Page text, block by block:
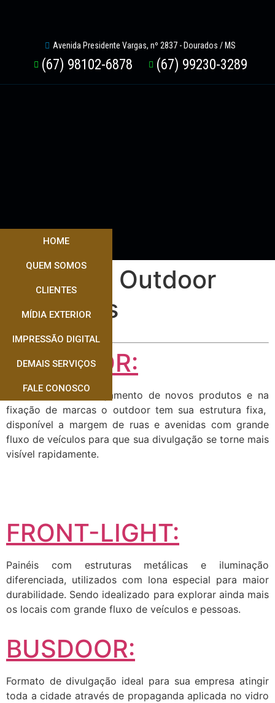
Avenida Presidente Vargas, nº 2837 - Dourados / MS
(67) 98102-6878 (67) 99230-3289
HOME
QUEM SOMOS
CLIENTES
MÍDIA EXTERIOR
IMPRESSÃO DIGITAL
DEMAIS SERVIÇOS
FALE CONOSCO
Locação Outdoor
Indápolis
OUTDOOR:
Muito usado no lançamento de novos produtos e na
fixação de marcas o outdoor tem sua estrutura fixa,
disponível a margem de ruas e avenidas com grande
fluxo de veículos para que sua divulgação se torne mais
visível rapidamente.
FRONT-LIGHT:
Painéis com estruturas metálicas e iluminação
diferenciada, utilizados com lona especial para maior
durabilidade. Sendo idealizado para explorar ainda mais
os locais com grande fluxo de veículos e pessoas.
BUSDOOR:
Formato de divulgação ideal para sua empresa atingir
toda a cidade através de propaganda aplicada no vidro